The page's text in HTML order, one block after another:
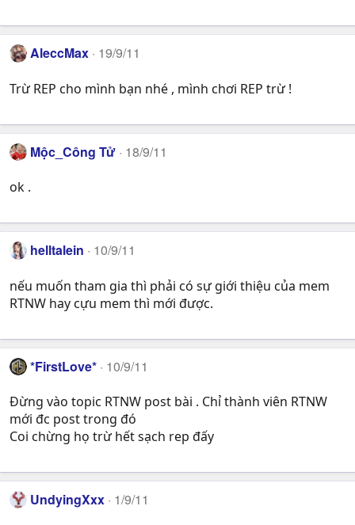
AleccMax 19/9/11
Trừ REP cho mình bạn nhé , mình chơi REP trừ !
Mộc_Công Tử 18/9/11
ok .
helltalein 10/9/11
nếu muốn tham gia thì phải có sự giới thiệu của mem
RTNW hay cựu mem thì mới được.
*FirstLove* 10/9/11
Đừng vào topic RTNW post bài . Chỉ thành viên RTNW
mới đc post trong đó
Coi chừng họ trừ hết sạch rep đấy
UndyingXxx 1/9/11